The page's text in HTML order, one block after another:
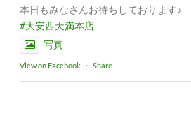
本日もみなさんお待ちしております♪
#大安西天満本店
写真
View on Facebook · Share